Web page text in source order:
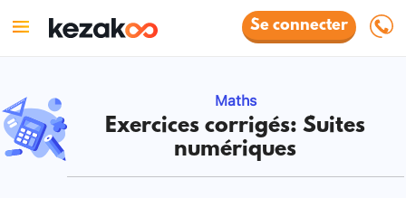
Se connecter
Maths
Exercices corrigés: Suites
numériques